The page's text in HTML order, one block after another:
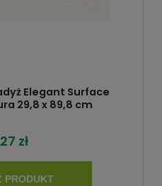
Elegant Surface
29,8 x 89,8 cm
zł
PRODUKT